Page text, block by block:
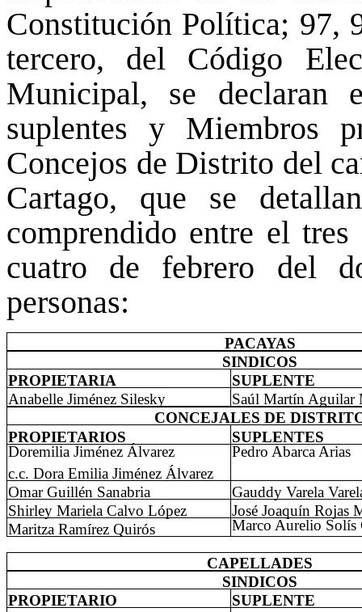
Constitución Política; 97,
tercero, del Código
Municipal, se declaran
suplentes y Miembros
Concejos de Distrito del
Cartago, que se
comprendido entre el
cuatro de febrero del
personas:
PACAYAS
SINDICOS
PROPIETARIA
SUPLENTE
Anabelle Jiménez Silesky
Saúl Martín Aguilar
CONCEJALES DE
PROPIETARIOS
SUPLENTES
Doremilia Jiménez Álvarez
Pedro Abarca Arias
c.c. Dora Emilia Jiménez Álvarez
Omar Guillén Sanabria
Gauddy Varela
Shirley Mariela Calvo López
José Joaquín Rojas
Maritza Ramírez Quirós
Marco Aurelio Solís
CAPELLADES
SINDICOS
PROPIETARIO
SUPLENTE